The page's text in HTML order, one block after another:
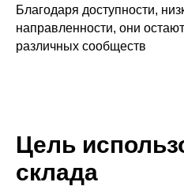
Благодаря доступности,
направленности, они
различных сообществ
Цель
склада